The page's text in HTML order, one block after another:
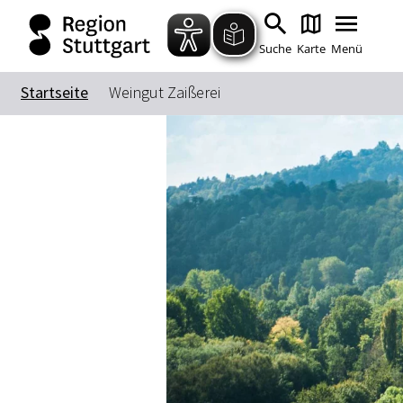
Suche Karte Menü
Startseite Weingut Zaißerei